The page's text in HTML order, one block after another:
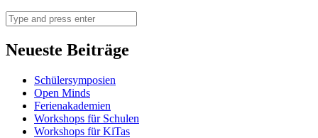
Search
Neueste Beiträge
Schülersymposien
Open Minds
Ferienakademien
Workshops für Schulen
Workshops für KiTas